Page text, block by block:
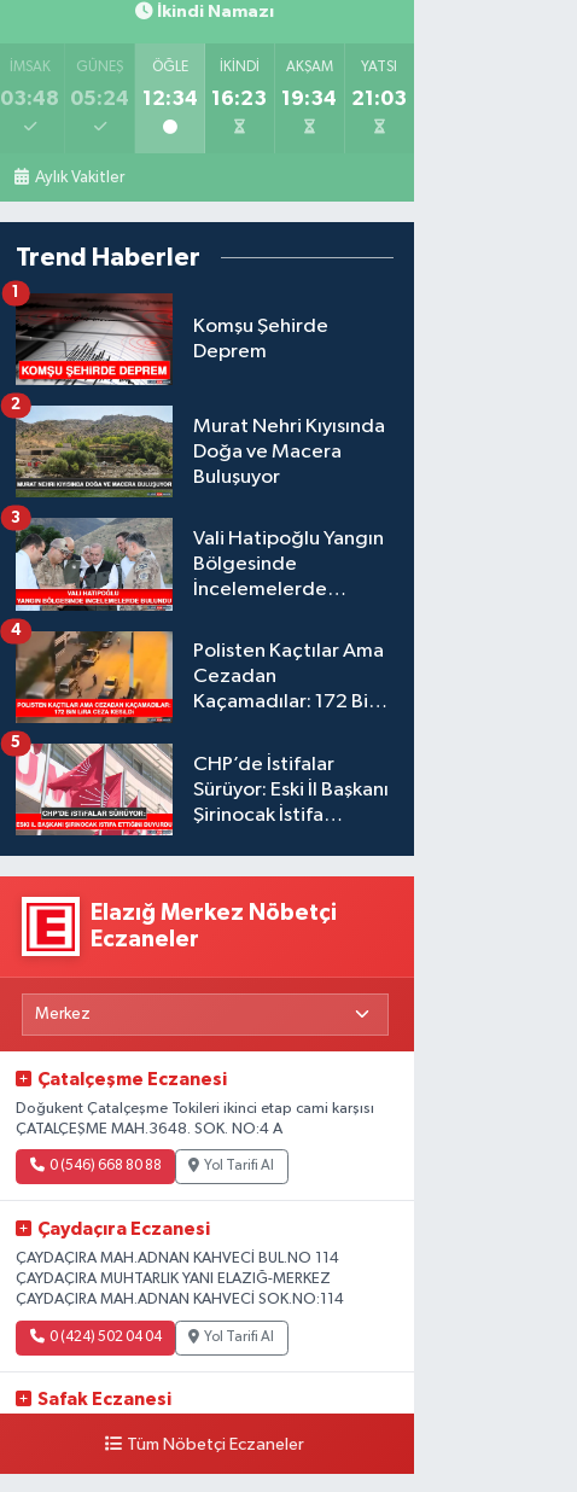
İkindi Namazı
İMSAK
03:48
GÜNEŞ
05:24
ÖĞLE
12:34
İKINDI
16:23
AKŞAM
19:34
YATSI
21:03
Aylık Vakitler
Trend Haberler
Komşu Şehirde
Deprem
1
Murat Nehri Kıyısında
Doğa ve Macera
Buluşuyor
2
Vali Hatipoğlu Yangın
Bölgesinde
İncelemelerde
3
Polisten Kaçtılar Ama
Cezadan
Kaçamadılar: 172 Bin
4
CHP’de İstifalar
Sürüyor: Eski İl Başkanı
Şirinocak İstifa
5
Elazığ Merkez Nöbetçi
Eczaneler
Çatalçeşme Eczanesi
Doğukent Çatalçeşme Tokileri ikinci etap cami karşısı
ÇATALÇEŞME MAH.3648. SOK. NO:4 A
0 (546) 668 80 88 Yol Tarifi Al
Çaydaçıra Eczanesi
ÇAYDAÇIRA MAH.ADNAN KAHVECİ BUL.NO 114
ÇAYDAÇIRA MUHTARLIK YANI ELAZIĞ-MERKEZ
ÇAYDAÇIRA MAH.ADNAN KAHVECİ SOK.NO:114
0 (424) 502 04 04 Yol Tarifi Al
Safak Eczanesi
Tüm Nöbetçi Eczaneler